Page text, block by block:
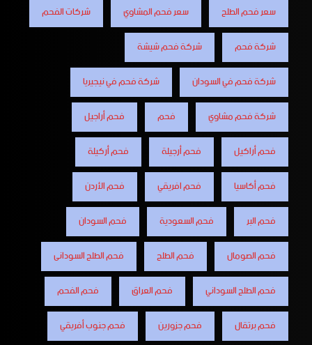
سعر فحم الطلح
سعر فحم المشاوي
شركات الفحم
شركة فحم
شركة فحم شيشة
شركة فحم في السودان
شركة فحم في نيجيريا
شركة فحم مشاوي
فحم
فحم أراجيل
فحم أراكيل
فحم أرجيلة
فحم أركيلة
فحم أكاسيا
فحم افريقي
فحم الأردن
فحم البر
فحم السعودية
فحم السودان
فحم الصومال
فحم الطلح
فحم الطلح السودانى
فحم الطلح السوداني
فحم العراق
فحم الفحم
فحم برتقال
فحم جزورين
فحم جنوب أفريقي